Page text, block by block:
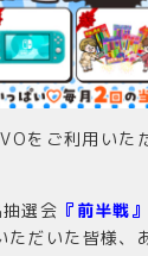
をご利用いた
選会 『前半戦』
ただいた皆様、